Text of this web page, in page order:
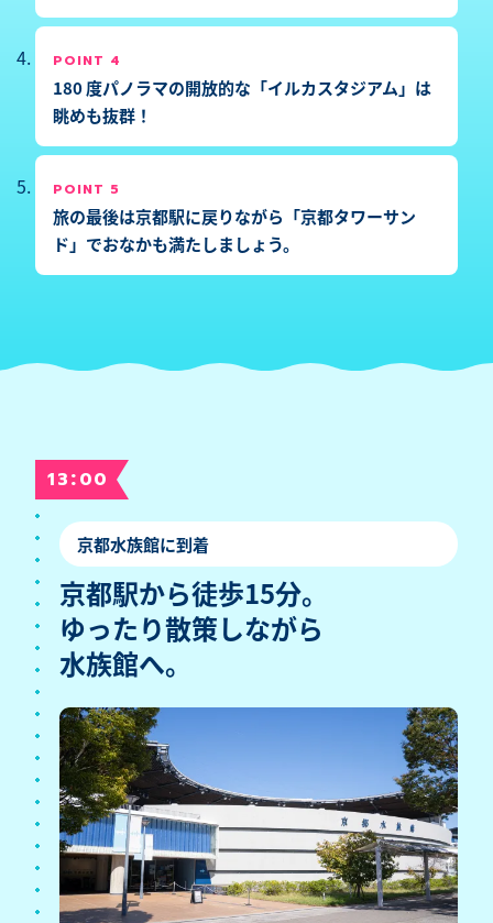
POINT 4
180 度パノラマの開放的な「イルカスタジアム」は
眺めも抜群！
POINT 5
旅の最後は京都駅に戻りながら「京都タワーサン
ド」でおなかも満たしましょう。
13:00
京都水族館に到着
京都駅から徒歩15分。
ゆったり散策しながら
水族館へ。